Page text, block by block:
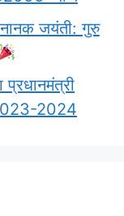
जयंती: गुरु
2023-2024